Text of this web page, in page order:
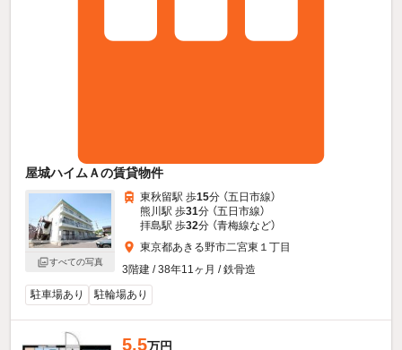
屋城ハイムＡの賃貸物件
すべての写真
東秋留駅 歩15分 （五日市線）
熊川駅 歩31分 （五日市線）
拝島駅 歩32分 （青梅線など）
東京都あきる野市二宮東１丁目
3階建 / 38年11ヶ月 / 鉄骨造
駐車場あり
駐輪場あり
5.5万円